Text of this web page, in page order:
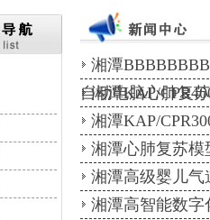
湘潭
自动电脑心肺复
湘潭KAP/
湘潭KAP/
湘潭心肺复苏模
湘潭高级婴儿气
湘潭高智能数字